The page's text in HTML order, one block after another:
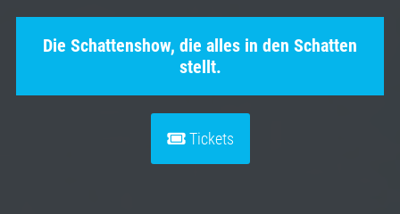
Die Schattenshow, die alles in den Schatten
stellt.
Tickets